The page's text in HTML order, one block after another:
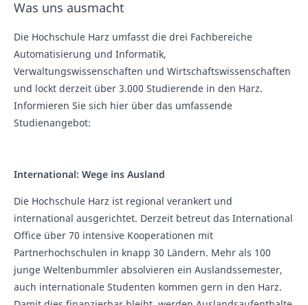
Was uns ausmacht
Die Hochschule Harz umfasst die drei Fachbereiche
Automatisierung und Informatik,
Verwaltungswissenschaften und Wirtschaftswissenschaften
und lockt derzeit über 3.000 Studierende in den Harz.
Informieren Sie sich hier über das umfassende
Studienangebot:
International: Wege ins Ausland
Die Hochschule Harz ist regional verankert und
international ausgerichtet. Derzeit betreut das International
Office über 70 intensive Kooperationen mit
Partnerhochschulen in knapp 30 Ländern. Mehr als 100
junge Weltenbummler absolvieren ein Auslandssemester,
auch internationale Studenten kommen gern in den Harz.